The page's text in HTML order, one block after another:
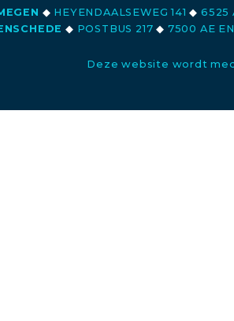
◆ HEYENDAALSEWEG 141◆ 6525
◆ POSTBUS 217◆ 7500 AE
Deze website wordt